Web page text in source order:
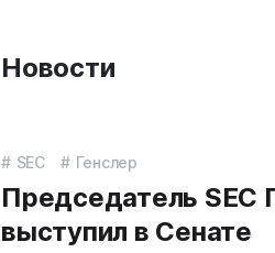
Новости
SEC Генслер
Председатель SEC
выступил в Сенате